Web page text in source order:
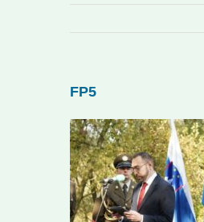
FP5